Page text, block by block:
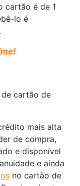
cartão é de 1
lo é
de cartão de
mais alta
de compra,
e disponível
e ainda
no cartão de